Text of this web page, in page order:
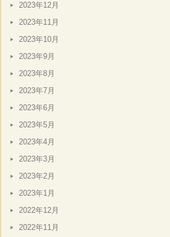
2023年12月
2023年11月
2023年10月
2023年9月
2023年8月
2023年7月
2023年6月
2023年5月
2023年4月
2023年3月
2023年2月
2023年1月
2022年12月
2022年11月